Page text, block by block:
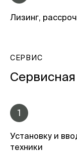
Лизинг,
СЕРВИС
1
Установку и
техники